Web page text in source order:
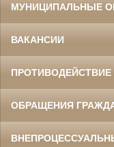
МУНИЦИПАЛЬНЫЕ
ВАКАНСИИ
ПРОТИВОДЕЙСТВИЕ
ОБРАЩЕНИЯ